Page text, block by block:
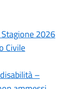
2026
Civile
–